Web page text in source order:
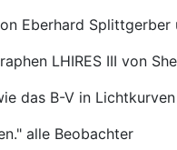
Eberhard Splittgerber
LHIRES III von
das B-V in
alle Beobachter